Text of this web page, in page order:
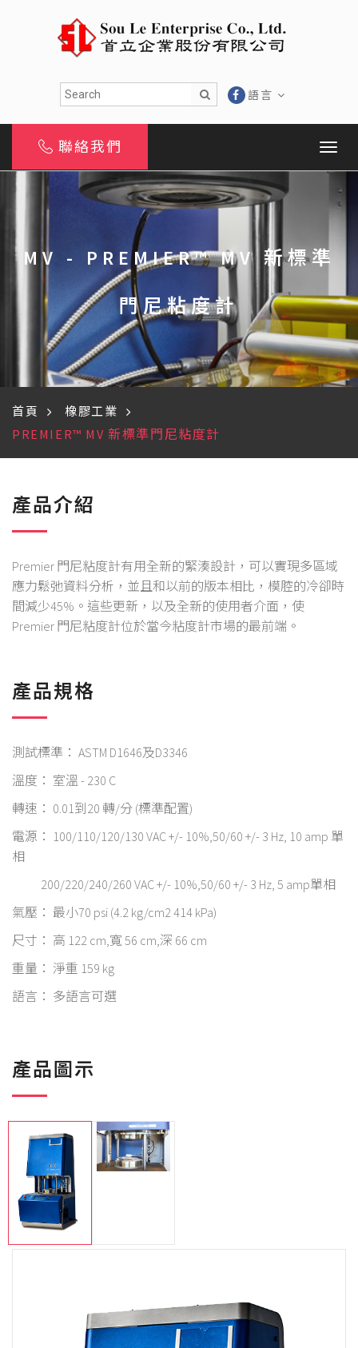
語言
聯絡我們
MV - PREMIER™ MV 新標準
門尼粘度計
首頁 橡膠工業
PREMIER™ MV 新標準門尼粘度計
產品介紹
Premier 門尼粘度計有用全新的緊湊設計，可以實現多區域
應力鬆弛資料分析，並且和以前的版本相比，模腔的冷卻時
間減少45%。這些更新，以及全新的使用者介面，使
Premier 門尼粘度計位於當今粘度計市場的最前端。
產品規格
測試標準： ASTM D1646及D3346
溫度： 室溫 - 230 C
轉速： 0.01到20 轉/分 (標準配置)
電源： 100/110/120/130 VAC +/- 10%,50/60 +/- 3 Hz, 10 amp 單
相
200/220/240/260 VAC +/- 10%,50/60 +/- 3 Hz, 5 amp單相
氣壓： 最小70 psi (4.2 kg/cm2 414 kPa)
尺寸： 高 122 cm,寬 56 cm,深 66 cm
重量： 淨重 159 kg
語言： 多語言可選
產品圖示